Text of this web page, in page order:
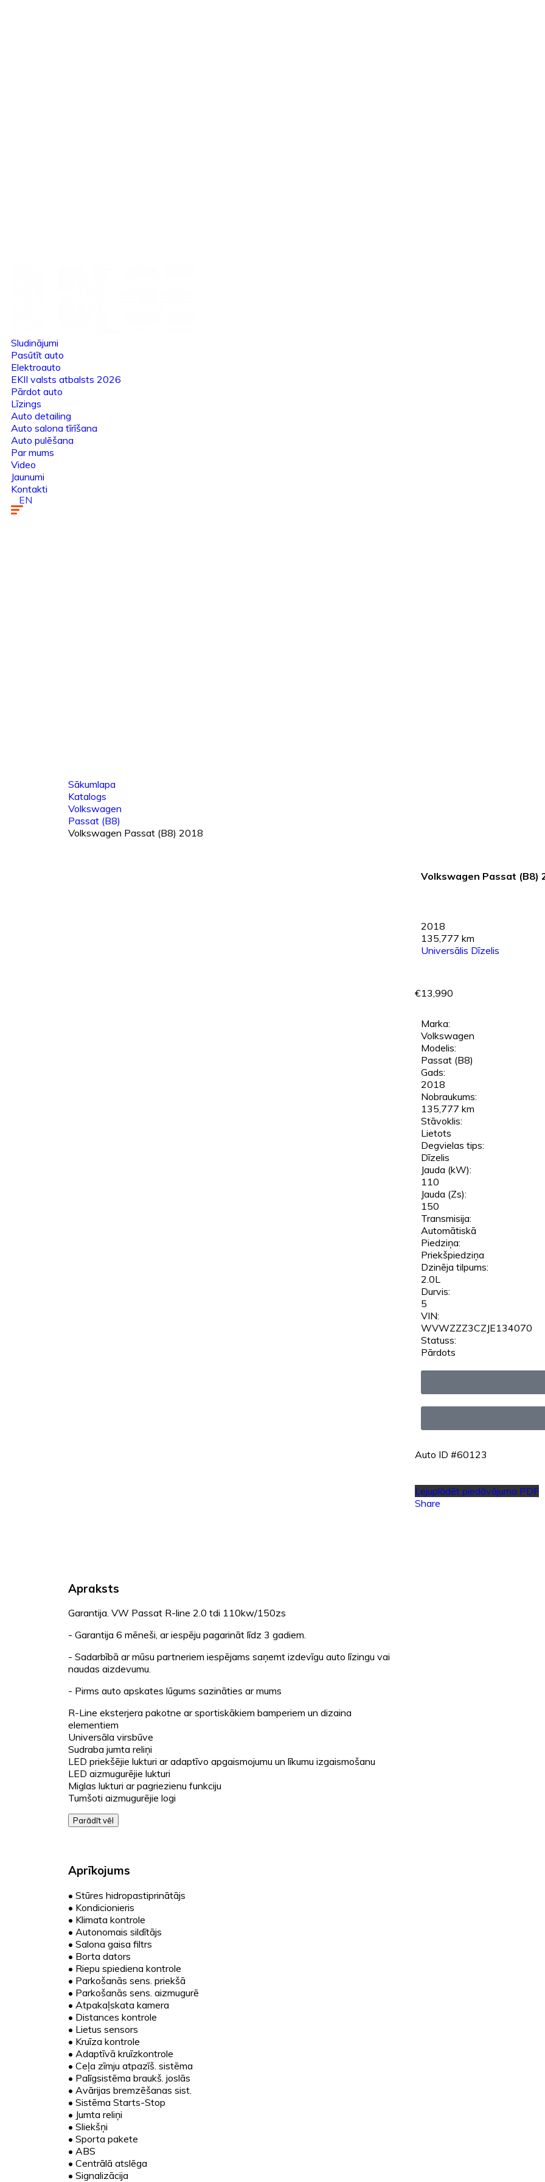
Sludinājumi
Pasūtīt auto
Elektroauto
EKII valsts atbalsts 2026
Pārdot auto
Līzings
Auto detailing
Auto salona tīrīšana
Auto pulēšana
Par mums
Video
Jaunumi
Kontakti
EN
Sākumlapa
Katalogs
Volkswagen
Passat (B8)
Volkswagen Passat (B8) 2018
Apraksts
Garantija. VW Passat R-line 2.0 tdi 110kw/150zs
- Garantija 6 mēneši, ar iespēju pagarināt līdz 3 gadiem.
- Sadarbībā ar mūsu partneriem iespējams saņemt izdevīgu auto līzingu vai
naudas aizdevumu.
- Pirms auto apskates lūgums sazināties ar mums
R-Line eksterjera pakotne ar sportiskākiem bamperiem un dizaina
elementiem
Universāla virsbūve
Sudraba jumta reliņi
LED priekšējie lukturi ar adaptīvo apgaismojumu un līkumu izgaismošanu
LED aizmugurējie lukturi
Miglas lukturi ar pagriezienu funkciju
Tumšoti aizmugurējie logi
Parādīt vēl
Aprīkojums
• Stūres hidropastiprinātājs
• Kondicionieris
• Klimata kontrole
• Autonomais sildītājs
• Salona gaisa filtrs
• Borta dators
• Riepu spiediena kontrole
• Parkošanās sens. priekšā
• Parkošanās sens. aizmugurē
• Atpakaļskata kamera
• Distances kontrole
• Lietus sensors
• Kruīza kontrole
• Adaptīvā kruīzkontrole
• Ceļa zīmju atpazīš. sistēma
• Palīgsistēma braukš. joslās
• Avārijas bremzēšanas sist.
• Sistēma Starts-Stop
• Jumta reliņi
• Sliekšņi
• Sporta pakete
• ABS
• Centrālā atslēga
• Signalizācija
Volkswagen Passat (B8)
2018
135,777 km
Universālis Dīzelis
€13,990
Marka:
Volkswagen
Modelis:
Passat (B8)
Gads:
2018
Nobraukums:
135,777 km
Stāvoklis:
Lietots
Degvielas tips:
Dīzelis
Jauda (kW):
110
Jauda (Zs):
150
Transmisija:
Automātiskā
Piedziņa:
Priekšpiedziņa
Dzinēja tilpums:
2.0L
Durvis:
5
VIN:
WVWZZZ3CZJE134070
Statuss:
Pārdots
Auto ID #60123
Lejuplādēt piedāvājuma PDF
Share